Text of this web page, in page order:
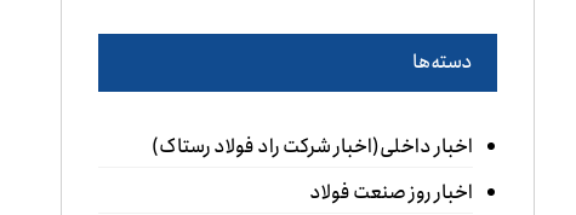
دسته‌ها
اخبار داخلی(اخبار شرکت راد فولاد رستاک)
اخبار روز صنعت فولاد